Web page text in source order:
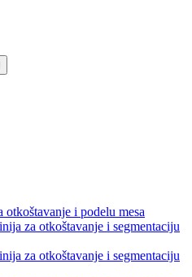
otkoštavanje i podelu mesa
za otkoštavanje i segmentaciju
za otkoštavanje i segmentaciju